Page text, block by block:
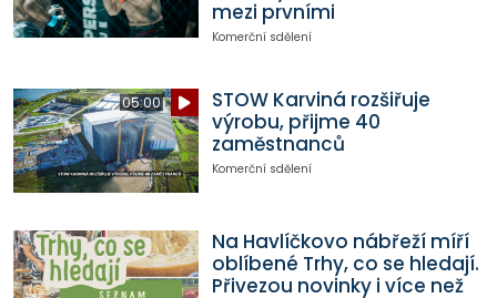
mezi prvními
Komerční sdělení
05:00
STOW Karviná rozšiřuje
výrobu, přijme 40
zaměstnanců
Komerční sdělení
Na Havlíčkovo nábřeží míří
oblíbené Trhy, co se hledají.
Přivezou novinky i více než